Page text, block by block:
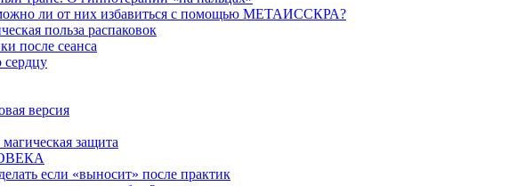
ли от них избавиться с помощью МЕТАИССКРА?
польза распаковок
после сеанса
версия
защита
если «выносит» после практик